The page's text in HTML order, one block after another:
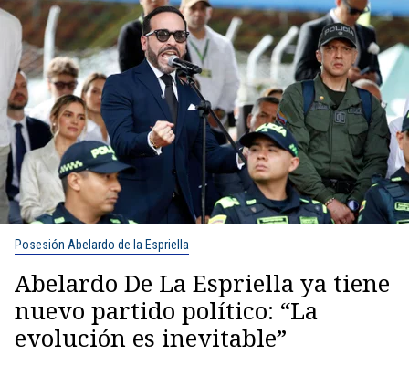
Posesión Abelardo de la Espriella
Abelardo De La Espriella ya tiene
nuevo partido político: “La
evolución es inevitable”